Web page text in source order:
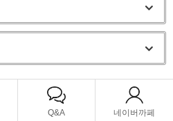
Q&A 네이버까페